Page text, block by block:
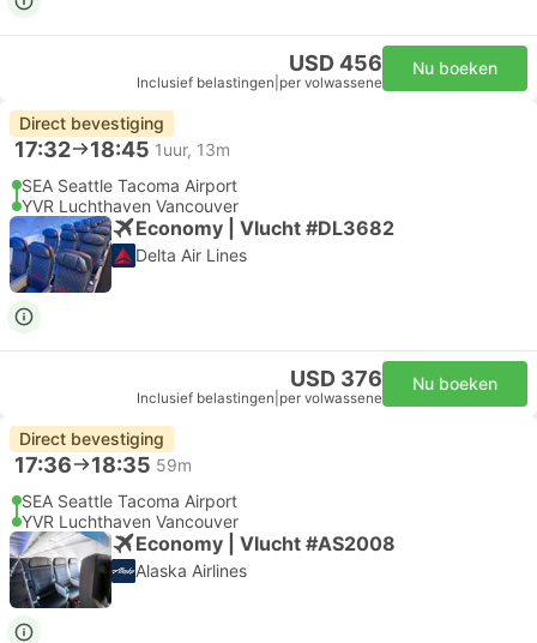
USD 456
Inclusief belastingen per volwassene
Nu boeken
Direct bevestiging
17:32 18:45 1uur, 13m
SEA Seattle Tacoma Airport
YVR Luchthaven Vancouver
Economy | Vlucht #DL3682
Delta Air Lines
USD 376
Inclusief belastingen per volwassene
Nu boeken
Direct bevestiging
17:36 18:35 59m
SEA Seattle Tacoma Airport
YVR Luchthaven Vancouver
Economy | Vlucht #AS2008
Alaska Airlines